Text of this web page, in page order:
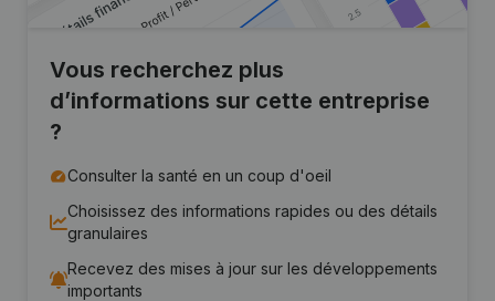
Vous recherchez plus
d’informations sur cette entreprise
?
Consulter la santé en un coup d'oeil
Choisissez des informations rapides ou des détails
granulaires
Recevez des mises à jour sur les développements
importants